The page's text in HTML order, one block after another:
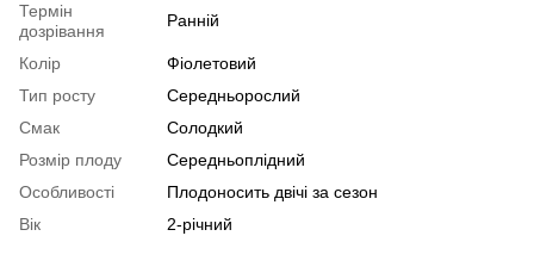
Термін
дозрівання
Ранній
Колір
Фіолетовий
Тип росту
Середньорослий
Смак
Солодкий
Розмір плоду
Середньоплідний
Особливості
Плодоносить двічі за сезон
Вік
2-річний